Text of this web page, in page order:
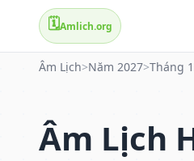
🗓️Amlich.org
Âm Lịch>Năm 2027>Tháng
Âm Lịch